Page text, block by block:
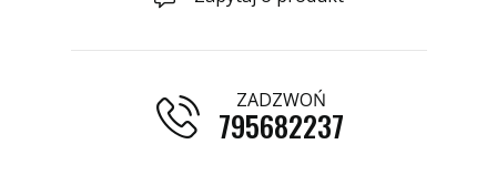
ZADZWOŃ
795682237